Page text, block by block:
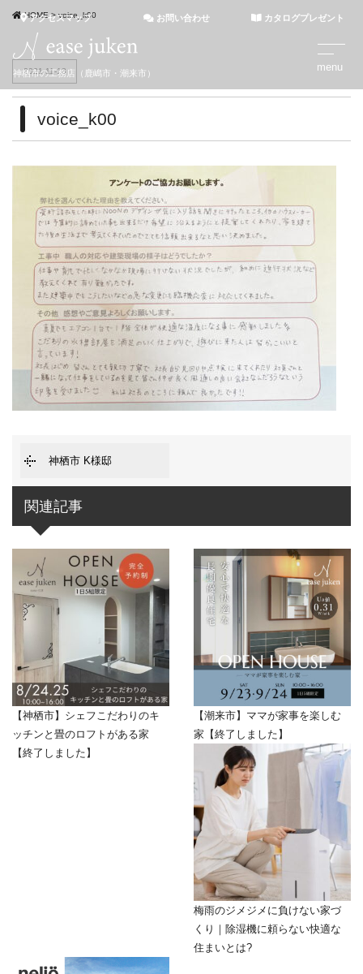
神栖市の工務店（鹿嶋市・潮来市）
アクセスマップ お問い合わせ カタログプレゼント
HOME>voice_k00
2021-11-18
voice_k00
神栖市 K様邸
関連記事
【神栖市】シェフこだわりのキ
ッチンと畳のロフトがある家
【終了しました】
【潮来市】ママが家事を楽しむ
家【終了しました】
梅雨のジメジメに負けない家づ
くり｜除湿機に頼らない快適な
住まいとは?